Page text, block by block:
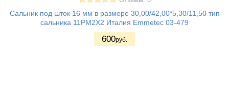
Сальник под шток 16 мм в размере 30,00/42,00*5,30/11,50 тип
сальника 11PM2X2 Италия Emmetec 03-479
600руб.